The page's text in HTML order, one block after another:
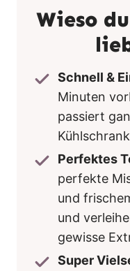
Wieso
Schnell &
Minuten
passiert
Perfektes
perfekte
und
und
gewisse
Super